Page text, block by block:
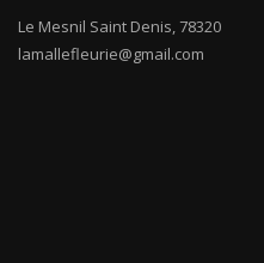
Le Mesnil Saint Denis,78320
lamallefleurie@gmail.com